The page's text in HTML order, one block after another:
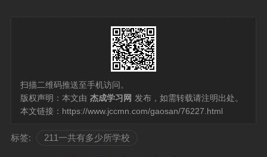
等教育的整体水平，培养更多的高级专门人才。
一共有116个211大学。211是国家面向21世纪、重点建设1
00所左右的高等学校和一批重点学科的建设工程，211就
是这个工程代号，目前一共有116所。
要考上211大学，首先需要具备一定的学业基础和学习能
扫描二维码推送至手机访问。
版权声明：本文由 杰成学习网 发布，如需转载请注明出处。
本文链接： https://www.jccmn.com/gaosan/76227.html
标签: 211一共有多少所学校